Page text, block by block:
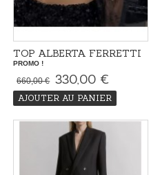
TOP ALBERTA FERRETTI
PROMO !
660,00 € 330,00 €
AJOUTER AU PANIER